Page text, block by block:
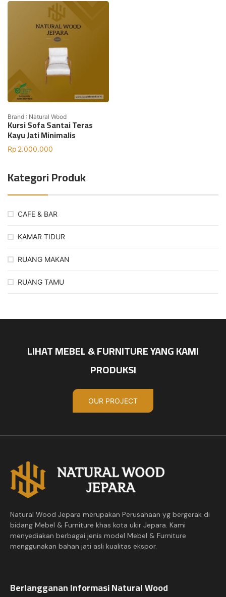
Kategori Produk
CAFE & BAR
KAMAR TIDUR
RUANG MAKAN
RUANG TAMU
Brand : Natural Wood
Kursi Sofa Santai Teras
Kayu Jati Minimalis
Rp 2.000.000
LIHAT MEBEL & FURNITURE YANG KAMI
PRODUKSI
OUR PROJECT
Natural Wood Jepara merupakan Perusahaan yg bergerak di
bidang Mebel & Furniture khas kota ukir Jepara. Kami
menyediakan berbagai jenis model Mebel & Furniture
menggunakan bahan jati asli kualitas ekspor.
Berlangganan Informasi Natural Wood